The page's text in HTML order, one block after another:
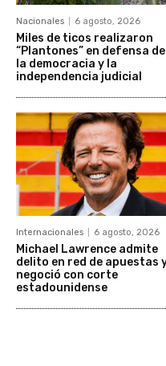
Nacionales 6 agosto, 2026
Miles de ticos realizaron
“Plantones” en defensa de
la democracia y la
independencia judicial
Internacionales 6 agosto, 2026
Michael Lawrence admite
delito en red de apuestas
negoció con corte
estadounidense